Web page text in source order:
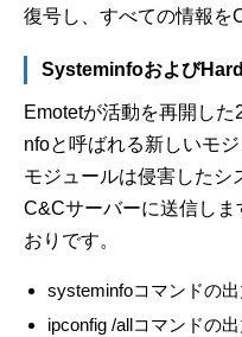
復号し、すべての情報を
Systeminfoおよび
Emotetが活動を再開し
nfoと呼ばれる新しいモ
モジュールは侵害したシ
C&Cサーバーに送信しま
おりです。
systeminfoコマンドの出
ipconfig /allコマンドの出